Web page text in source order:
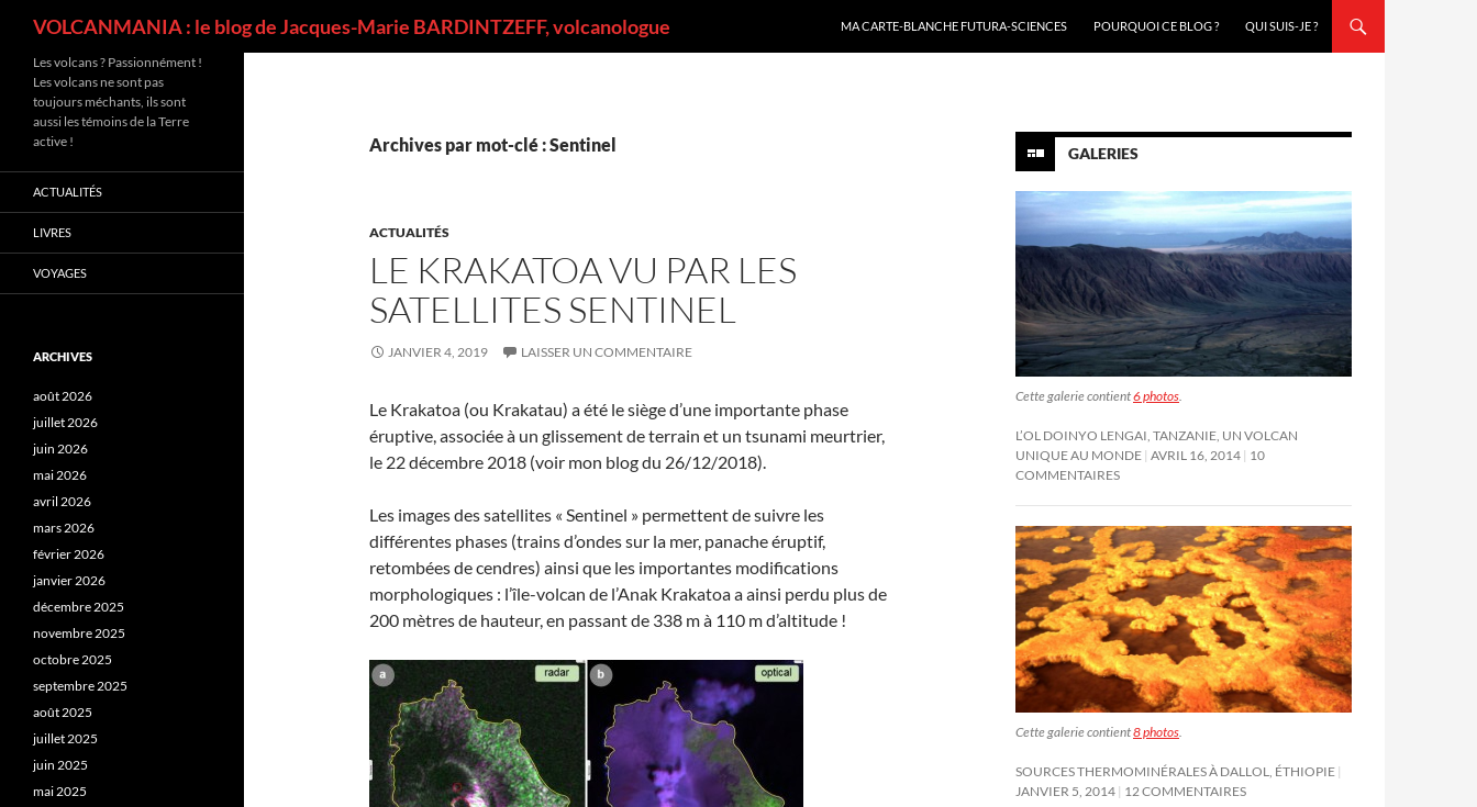
VOLCANMANIA : le blog de Jacques-Marie BARDINTZEFF, volcanologue
MA CARTE-BLANCHE FUTURA-SCIENCES
POURQUOI CE BLOG ? QUI SUIS-JE ?
Archives par mot-clé : Sentinel
ACTUALITÉS
LE KRAKATOA VU PAR LES
SATELLITES SENTINEL
JANVIER 4, 2019 LAISSER UN COMMENTAIRE
Le Krakatoa (ou Krakatau) a été le siège d’une importante phase
éruptive, associée à un glissement de terrain et un tsunami meurtrier,
le 22 décembre 2018 (voir mon blog du 26/12/2018).
Les images des satellites « Sentinel » permettent de suivre les
différentes phases (trains d’ondes sur la mer, panache éruptif,
retombées de cendres) ainsi que les importantes modifications
morphologiques : l’île-volcan de l’Anak Krakatoa a ainsi perdu plus de
200 mètres de hauteur, en passant de 338 m à 110 m d’altitude !
GALERIES
Cette galerie contient6 photos.
L’OL DOINYO LENGAI, TANZANIE, UN VOLCAN
UNIQUE AU MONDE AVRIL 16, 2014 10
COMMENTAIRES
Cette galerie contient8 photos
SOURCES THERMOMINÉRALES À DALLOL, ÉTHIOPIE
JANVIER 5, 2014 12 COMMENTAIRES
Les volcans ? Passionnément !
Les volcans ne sont pas
toujours méchants, ils sont
aussi les témoins de la Terre
active !
ACTUALITÉS
LIVRES
VOYAGES
ARCHIVES
août 2026
juillet 2026
juin 2026
mai 2026
avril 2026
mars 2026
février 2026
janvier 2026
décembre 2025
novembre 2025
octobre 2025
septembre 2025
août 2025
juillet 2025
juin 2025
mai 2025